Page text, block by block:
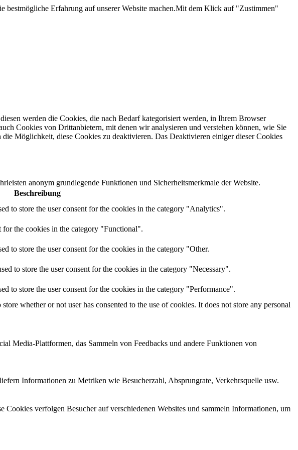
bestmögliche Erfahrung auf unserer Website machen.Mit dem Klick auf "Zustimmen"
werden die Cookies, die nach Bedarf kategorisiert werden, in Ihrem Browser
Cookies von Drittanbietern, mit denen wir analysieren und verstehen können, wie Sie
die Möglichkeit, diese Cookies zu deaktivieren. Das Deaktivieren einiger dieser Cookies
anonym grundlegende Funktionen und Sicherheitsmerkmale der Website.
Beschreibung
to store the user consent for the cookies in the category "Analytics".
for the cookies in the category "Functional".
to store the user consent for the cookies in the category "Other.
to store the user consent for the cookies in the category "Necessary".
to store the user consent for the cookies in the category "Performance".
whether or not user has consented to the use of cookies. It does not store any personal
Media-Plattformen, das Sammeln von Feedbacks und andere Funktionen von
Informationen zu Metriken wie Besucherzahl, Absprungrate, Verkehrsquelle usw.
Cookies verfolgen Besucher auf verschiedenen Websites und sammeln Informationen, um